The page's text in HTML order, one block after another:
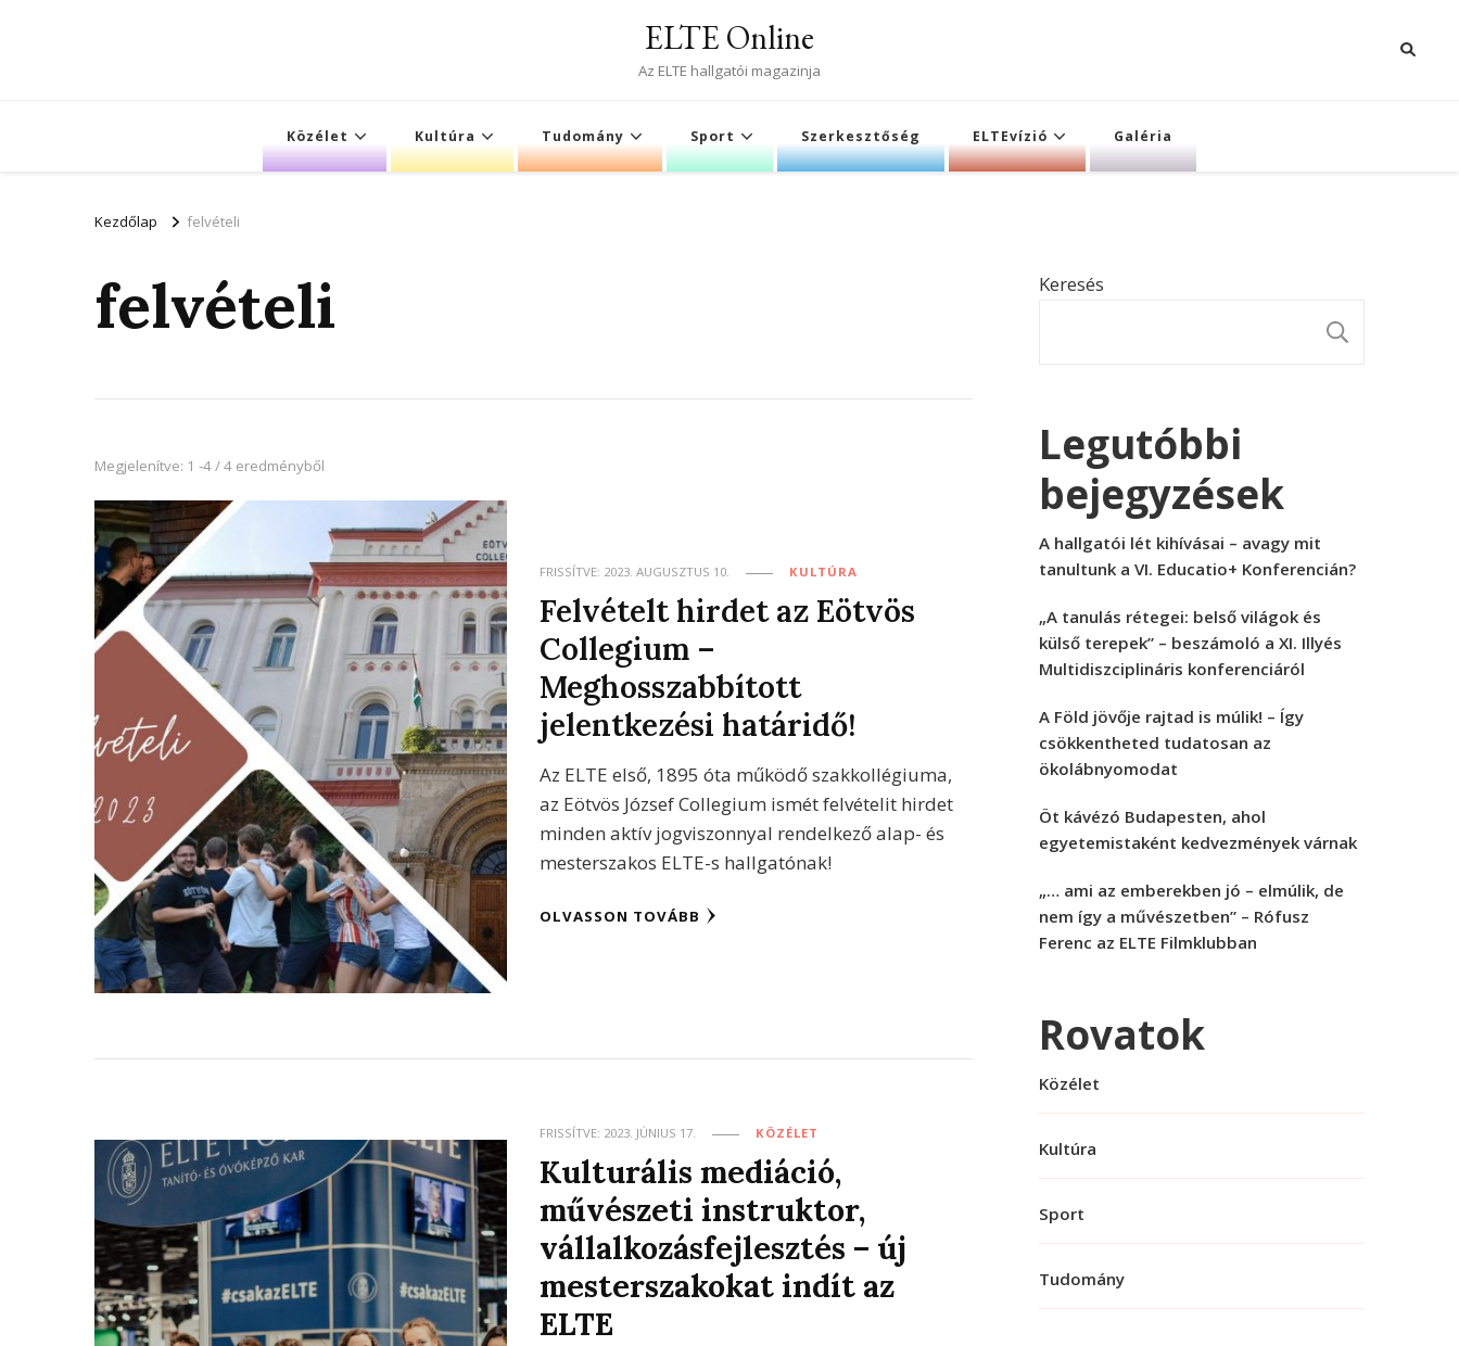
ELTE Online
Az ELTE hallgatói magazinja
Közélet Kultúra Tudomány Sport Szerkesztőség ELTEvízió Galéria
Kezdőlap felvételi
felvételi
Megjelenítve: 1 -4 / 4 eredményből
FRISSÍTVE: 2023. AUGUSZTUS 10. KULTÚRA
Felvételt hirdet az Eötvös
Collegium –
Meghosszabbított
jelentkezési határidő!
Az ELTE első, 1895 óta működő szakkollégiuma,
az Eötvös József Collegium ismét felvételit hirdet
minden aktív jogviszonnyal rendelkező alap- és
mesterszakos ELTE-s hallgatónak!
OLVASSON TOVÁBB
FRISSÍTVE: 2023. JÚNIUS 17. KÖZÉLET
Kulturális mediáció,
művészeti instruktor,
vállalkozásfejlesztés – új
mesterszakokat indít az
ELTE
Keresés
Legutóbbi
bejegyzések
A hallgatói lét kihívásai – avagy mit
tanultunk a VI. Educatio+ Konferencián?
„A tanulás rétegei: belső világok és
külső terepek” – beszámoló a XI. Illyés
Multidiszciplináris konferenciáról
A Föld jövője rajtad is múlik! – Így
csökkentheted tudatosan az
ökolábnyomodat
Öt kávézó Budapesten, ahol
egyetemistaként kedvezmények várnak
„… ami az emberekben jó – elmúlik, de
nem így a művészetben” – Rófusz
Ferenc az ELTE Filmklubban
Rovatok
Közélet
Kultúra
Sport
Tudomány